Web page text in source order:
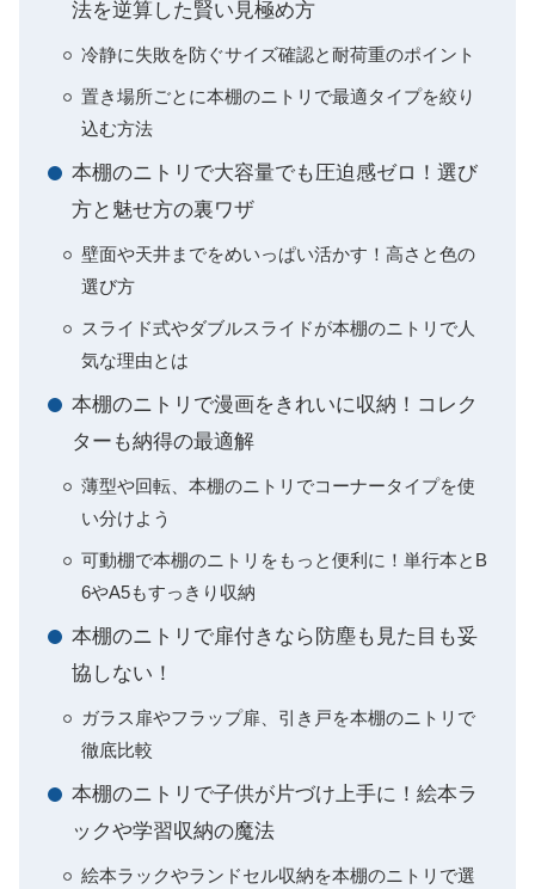
法を逆算した賢い見極め方
冷静に失敗を防ぐサイズ確認と耐荷重のポイント
置き場所ごとに本棚のニトリで最適タイプを絞り
込む方法
本棚のニトリで大容量でも圧迫感ゼロ！選び
方と魅せ方の裏ワザ
壁面や天井までをめいっぱい活かす！高さと色の
選び方
スライド式やダブルスライドが本棚のニトリで人
気な理由とは
本棚のニトリで漫画をきれいに収納！コレク
ターも納得の最適解
薄型や回転、本棚のニトリでコーナータイプを使
い分けよう
可動棚で本棚のニトリをもっと便利に！単行本とB
6やA5もすっきり収納
本棚のニトリで扉付きなら防塵も見た目も妥
協しない！
ガラス扉やフラップ扉、引き戸を本棚のニトリで
徹底比較
本棚のニトリで子供が片づけ上手に！絵本ラ
ックや学習収納の魔法
絵本ラックやランドセル収納を本棚のニトリで選